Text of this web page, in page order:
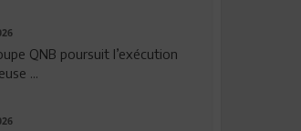
QNB poursuit l’exécution
...